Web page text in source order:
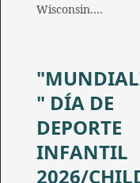
Wisconsin.…
" DÍA DE
DEPORTE
INFANTIL
2026/